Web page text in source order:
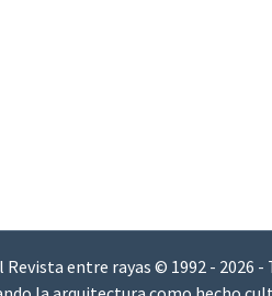
entre rayas © 1992 - 2026 -